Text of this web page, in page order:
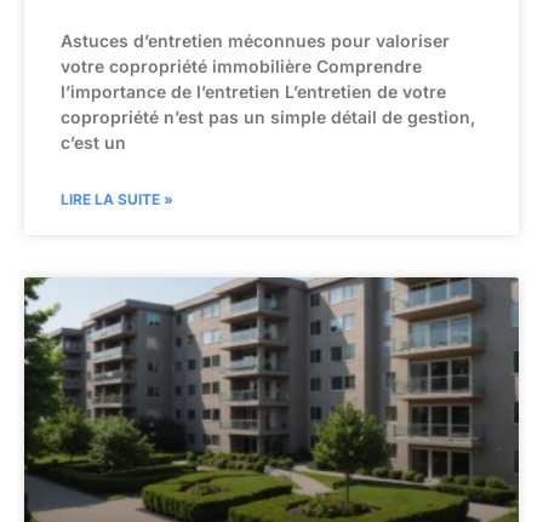
Astuces d’entretien méconnues pour valoriser
votre copropriété immobilière Comprendre
l’importance de l’entretien L’entretien de votre
copropriété n’est pas un simple détail de gestion,
c’est un
LIRE LA SUITE »